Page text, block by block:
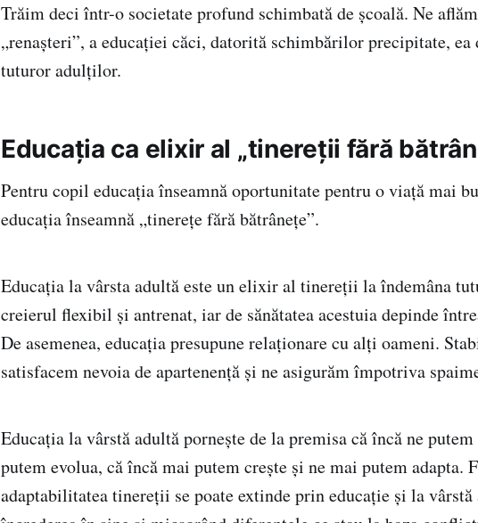
Trăim deci într-o societate profund schimbată de școală. Ne
„renașteri”, a educației căci, datorită schimbărilor precipitate, ea
tuturor adulților.
Educația ca elixir al „tinereții fără
Pentru copil educația înseamnă oportunitate pentru o viață mai
educația înseamnă „tinerețe fără bătrânețe”.
Educația la vârsta adultă este un elixir al tinereții la îndemâna
creierul flexibil și antrenat, iar de sănătatea acestuia depinde
De asemenea, educația presupune relaționare cu alți oameni.
satisfacem nevoia de apartenență și ne asigurăm împotriva
Educația la vârstă adultă pornește de la premisa că încă ne
putem evolua, că încă mai putem crește și ne mai putem adapta.
adaptabilitatea tinereții se poate extinde prin educație și la vârstă